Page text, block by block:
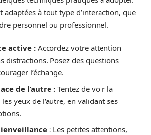
adaptées à tout type d’interaction, que
personnel ou professionnel.
active : Accordez votre attention
distractions. Posez des questions
l’échange.
de l’autre : Tentez de voir la
yeux de l’autre, en validant ses
: Les petites attentions,